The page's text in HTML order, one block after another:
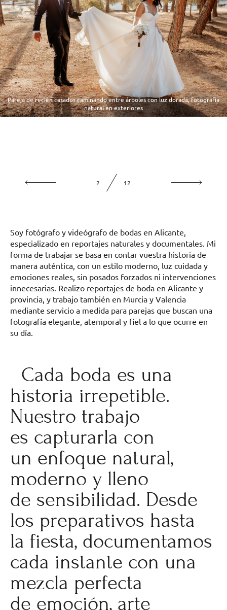
Pareja de recién casados caminando entre árboles con luz dorada, fotografía
natural en exteriores
2 12
Soy fotógrafo y videógrafo de bodas en Alicante,
especializado en reportajes naturales y documentales. Mi
forma de trabajar se basa en contar vuestra historia de
manera auténtica, con un estilo moderno, luz cuidada y
emociones reales, sin posados forzados ni intervenciones
innecesarias. Realizo reportajes de boda en Alicante y
provincia, y trabajo también en Murcia y Valencia
mediante servicio a medida para parejas que buscan una
fotografía elegante, atemporal y fiel a lo que ocurre en
su día.
Cada boda es una
historia irrepetible.
Nuestro trabajo
es capturarla con
un enfoque natural,
moderno y lleno
de sensibilidad. Desde
los preparativos hasta
la fiesta, documentamos
cada instante con una
mezcla perfecta
de emoción, arte